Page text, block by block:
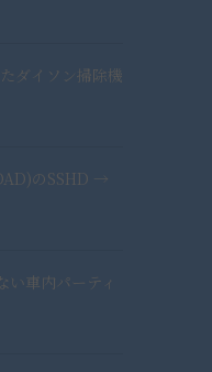
ダイソン掃除機
のSSHD →
い車内パーティ